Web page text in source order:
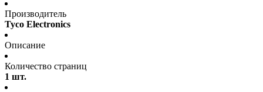
Производитель
Tyco Electronics
Описание
Количество страниц
1 шт.